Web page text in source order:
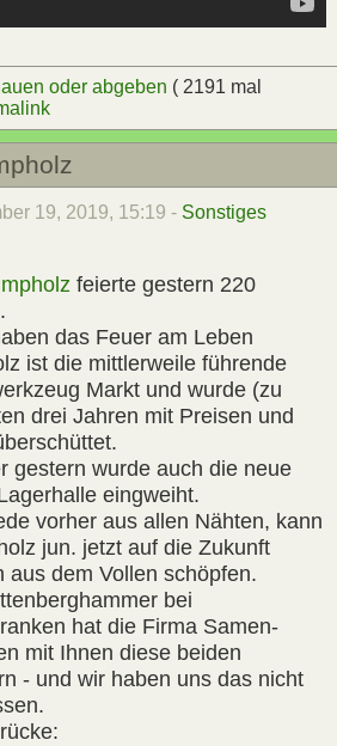
oder abgeben ( 2191 mal
19, 2019, 15:19 - Sonstiges
feierte gestern 220
das Feuer am Leben
ist die mittlerweile führende
Markt und wurde (zu
drei Jahren mit Preisen und
gestern wurde auch die neue
eingweiht.
vorher aus allen Nähten, kann
jun. jetzt auf die Zukunft
aus dem Vollen schöpfen.
bei
hat die Firma Samen-
mit Ihnen diese beiden
- und wir haben uns das nicht